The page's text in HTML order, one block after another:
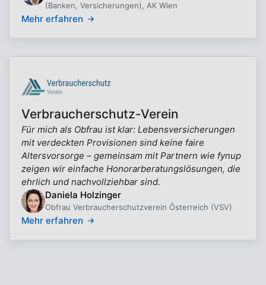
(Banken, Versicherungen), AK Wien
Mehr erfahren
Verbraucherschutz-Verein
Für mich als Obfrau ist klar: Lebensversicherungen
mit verdeckten Provisionen sind keine faire
Altersvorsorge – gemeinsam mit Partnern wie fynup
zeigen wir einfache Honorarberatungslösungen, die
ehrlich und nachvollziehbar sind.
Daniela Holzinger
Obfrau Verbraucherschutzverein Österreich (VSV)
Mehr erfahren